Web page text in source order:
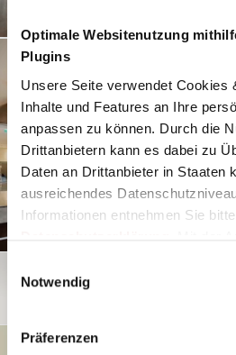
Optimale Websitenutzung
Plugins
Unsere Seite verwendet Cookies
Inhalte und Features an Ihre
anpassen zu können. Durch die
Drittanbietern kann es dabei zu
Daten an Drittanbieter in Staaten
ausreichendes
Informationen entnehmen Sie
Cookies und Drittanbietern (inkl.
Notwendig
Präferenzen